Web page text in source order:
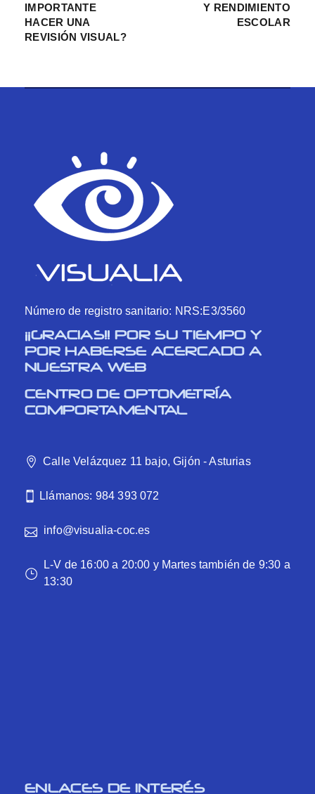
IMPORTANTE
HACER UNA
REVISIÓN VISUAL?
Y RENDIMIENTO
ESCOLAR
Número de registro sanitario: NRS:E3/3560
¡¡GRACIAS!! POR SU TIEMPO Y
POR HABERSE ACERCADO A
NUESTRA WEB
CENTRO DE OPTOMETRÍA
COMPORTAMENTAL
Calle Velázquez 11 bajo, Gijón - Asturias
Llámanos: 984 393 072
info@visualia-coc.es
L-V de 16:00 a 20:00 y Martes también de 9:30 a
13:30
ENLACES DE INTERÉS